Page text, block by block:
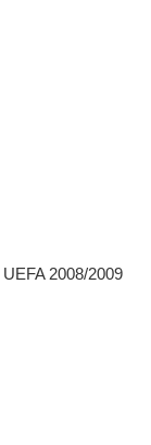
2008/2009